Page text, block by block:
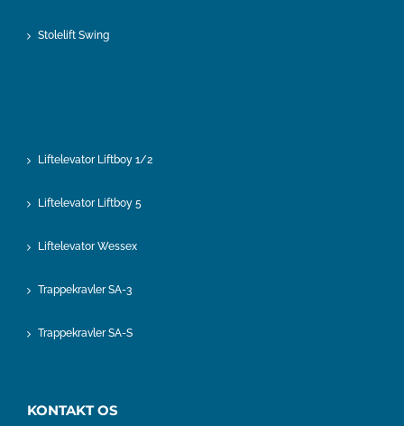
Stolelift Swing
Liftelevator Liftboy 1/2
Liftelevator Liftboy 5
Liftelevator Wessex
Trappekravler SA-3
Trappekravler SA-S
KONTAKT OS